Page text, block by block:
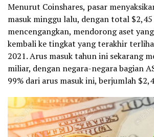
Menurut Coinshares, pasar
masuk minggu lalu, dengan total
mencengangkan, mendorong aset
kembali ke tingkat yang terakhir
2021. Arus masuk tahun ini sekarang
miliar, dengan negara-negara bagian
99% dari arus masuk ini, berjumlah